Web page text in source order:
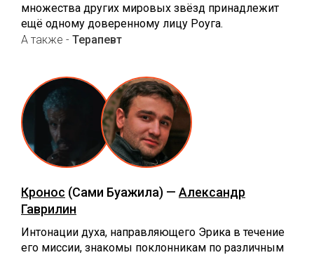
множества других мировых звёзд принадлежит
ещё одному доверенному лицу Роуга.
А также - Терапевт
Кронос (Сами Буажила) — Александр
Гаврилин
Интонации духа, направляющего Эрика в течение
его миссии, знакомы поклонникам по различным